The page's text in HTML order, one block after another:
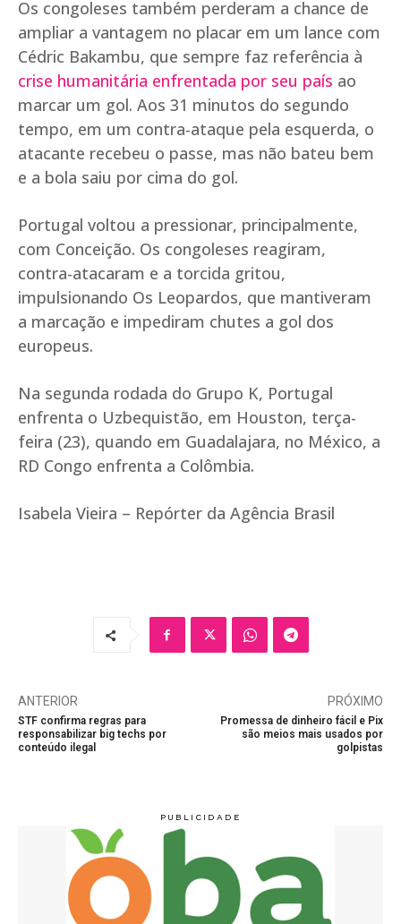
Os congoleses também perderam a chance de
ampliar a vantagem no placar em um lance com
Cédric Bakambu, que sempre faz referência à
crise humanitária enfrentada por seu país ao
marcar um gol. Aos 31 minutos do segundo
tempo, em um contra-ataque pela esquerda, o
atacante recebeu o passe, mas não bateu bem
e a bola saiu por cima do gol.
Portugal voltou a pressionar, principalmente,
com Conceição. Os congoleses reagiram,
contra-atacaram e a torcida gritou,
impulsionando Os Leopardos, que mantiveram
a marcação e impediram chutes a gol dos
europeus.
Na segunda rodada do Grupo K, Portugal
enfrenta o Uzbequistão, em Houston, terça-
feira (23), quando em Guadalajara, no México, a
RD Congo enfrenta a Colômbia.
Isabela Vieira – Repórter da Agência Brasil
ANTERIOR
STF confirma regras para
responsabilizar big techs por
conteúdo ilegal
PRÓXIMO
Promessa de dinheiro fácil e Pix
são meios mais usados por
golpistas